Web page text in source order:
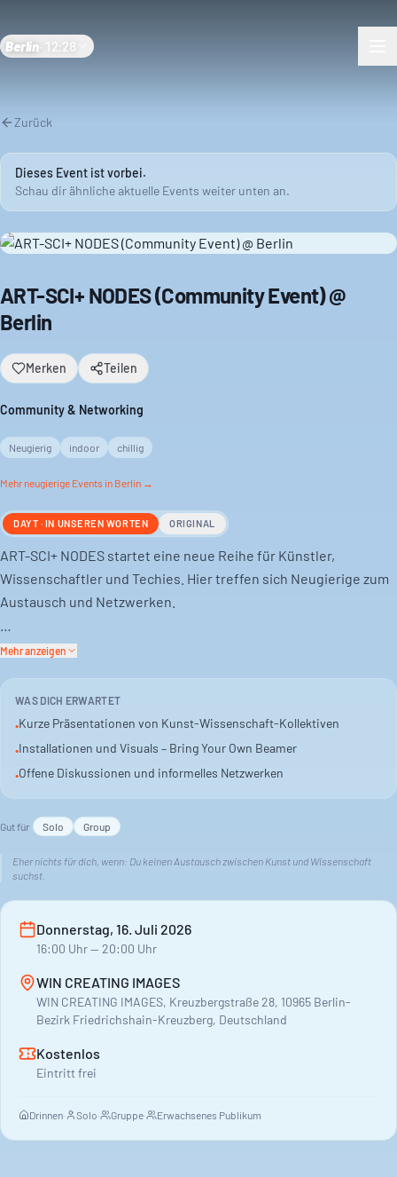
Berlin 12:28
Zurück
Dieses Event ist vorbei.
Schau dir ähnliche aktuelle Events weiter unten an.
ART-SCI+ NODES (Community Event) @
Berlin
Merken Teilen
Community & Networking
Neugierig indoor chillig
Mehr neugierige Events in Berlin →
DAYT · IN UNSEREN WORTEN ORIGINAL
ART-SCI+ NODES startet eine neue Reihe für Künstler,
Wissenschaftler und Techies. Hier treffen sich Neugierige zum
Austausch und Netzwerken.
Es gibt kurze Präsentationen von Kollektiven. Dazu
wenn du was zeigen willst.
Offene Diskussionen und Fragen sind Teil des Abends. Danach
Experimente finden hier eine Bühne.
Mehr anzeigen
WAS DICH ERWARTET
•Kurze Präsentationen von Kunst-Wissenschaft-Kollektiven
•Installationen und Visuals – Bring Your Own Beamer
•Offene Diskussionen und informelles Netzwerken
Gut für Solo Group
Eher nichts für dich, wenn: Du keinen Austausch zwischen Kunst und Wissenschaft
suchst.
Donnerstag, 16. Juli 2026
16:00 Uhr— 20:00 Uhr
WIN CREATING IMAGES
WIN CREATING IMAGES, Kreuzbergstraße 28, 10965 Berlin-
Bezirk Friedrichshain-Kreuzberg, Deutschland
Kostenlos
Eintritt frei
Drinnen· Solo· Gruppe· Erwachsenes Publikum